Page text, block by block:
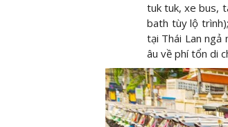
tuk tuk, xe bus,
bath tùy lộ
tại Thái Lan ngả
âu về phí tổn di